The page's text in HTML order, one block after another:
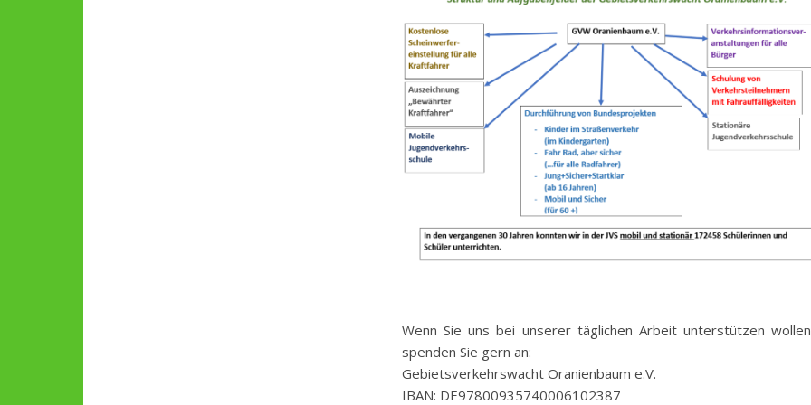
Wenn Sie uns bei unserer täglichen Arbeit unterstützen
spenden Sie gern an:
Gebietsverkehrswacht Oranienbaum e.V.
IBAN: DE97800935740006102387